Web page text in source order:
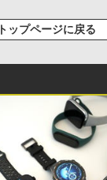
トップページに戻る